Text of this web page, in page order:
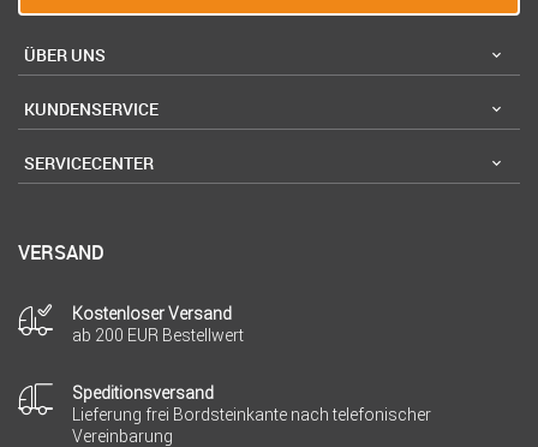
ÜBER UNS
KUNDENSERVICE
SERVICECENTER
VERSAND
Kostenloser Versand
ab 200 EUR Bestellwert
Speditionsversand
Lieferung frei Bordsteinkante nach telefonischer
Vereinbarung